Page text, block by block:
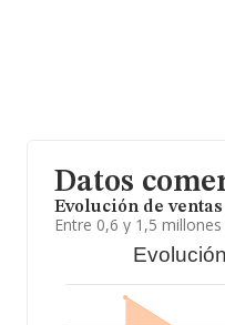
Datos
Evolución de
Entre 0,6 y 1,5